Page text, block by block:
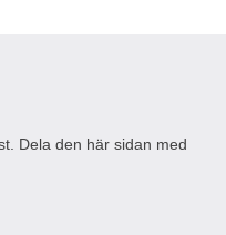
Dela den här sidan med